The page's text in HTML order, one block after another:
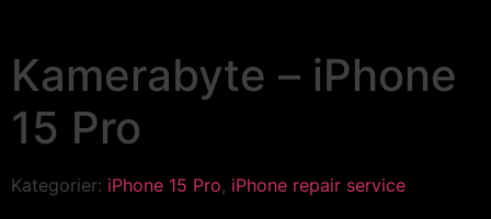
Kamerabyte – iPhone
15 Pro
Kategorier: iPhone 15 Pro, iPhone repair service